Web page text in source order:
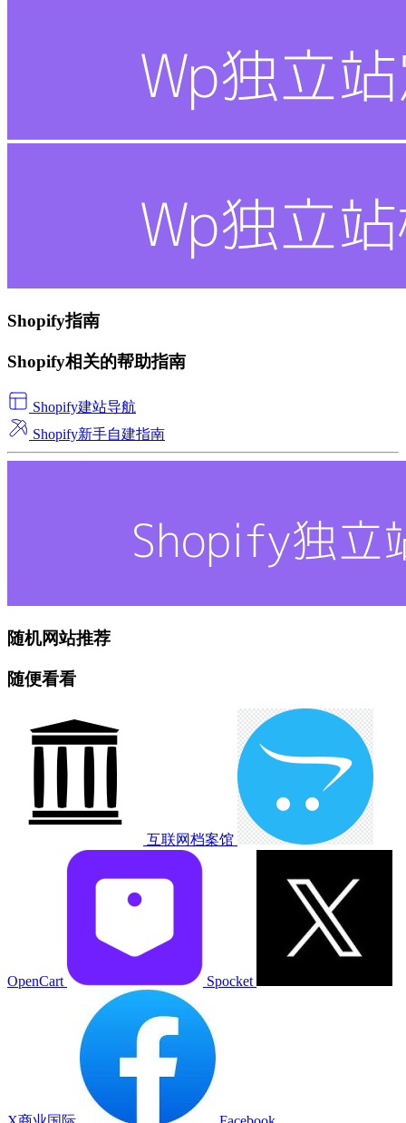
Shopify指南
Shopify相关的帮助指南
Shopify建站导航
Shopify新手自建指南
随机网站推荐
随便看看
互联网档案馆
OpenCart Spocket